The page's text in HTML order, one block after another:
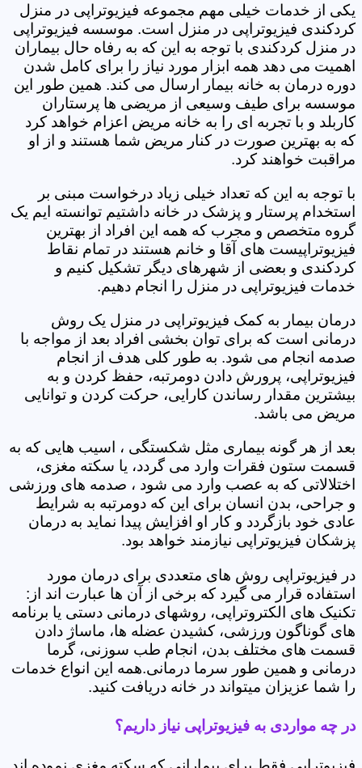
یکی از خدمات خیلی مهم مجموعه فیزیوتراپی در منزل
کردکندی فیزیوتراپی در منزل است. موسسه فیزیوتراپی
در منزل کردکندی با توجه به این که به رفاه حال بیماران
اهمیت می دهد همه ابزار مورد نیاز را برای کامل شدن
دوره درمان به خانه بیمار ارسال می کند. همین طور این
موسسه برای طیف وسیعی از مریضی ها پرستاران
کاربلد و با تجربه ای را به خانه مریض اعزام خواهد کرد
که به بهترین صورت در کنار مریض شما هستند و از او
مراقبت خواهند کرد.
با توجه به این که تعداد خیلی زیاد درخواست مبنی بر
استخدام پرستار و پزشک در خانه داشتیم توانسته ایم یک
گروه متخصص و مجرب که همه این افراد از بهترین
فیزیوتراپیست های آقا و خانم هستند در تمام نقاط
کردکندی و بعضی از شهرهای دیگر تشکیل کنیم و
خدمات فیزیوتراپی در منزل را انجام دهیم.
درمان بیمار به کمک فیزیوتراپی در منزل یک روش
درمانی است که برای توان بخشی افراد بعد از مواجه با
صدمه انجام می شود. به طور کلی هدف از انجام
فیزیوتراپی، پرورش دادن دومرتبه، حفظ کردن و به
بیشترین مقدار رساندن کارایی، حرکت کردن و توانایی
مریض می باشد.
بعد از هر گونه بیماری مثل شکستگی ، اسیب هایی که به
قسمت ستون فقرات وارد می گردد، یا سکته مغزی،
اختلالاتی که به عصب وارد می شود ، صدمه های ورزشی
و جراحی، بدن انسان برای این که دومرتبه به شرایط
عادی خود بازگردد و کار او افزایش پیدا نماید به درمان
پزشکان فیزیوتراپی نیازمند خواهد بود.
در فیزیوتراپی روش های متعددی برای درمان مورد
استفاده قرار می گیرد که برخی از آن ها عبارت اند از:
تکنیک های الکتروتراپی، روشهای درمانی دستی یا برنامه
های گوناگون ورزشی، کشیدن عضله ها، ماساژ دادن
قسمت های مختلف بدن، انجام طب سوزنی، گرما
درمانی و همین طور سرما درمانی.همه این انواع خدمات
را شما عزیزان میتواند در خانه دریافت کنید.
در چه مواردی به فیزیوتراپی نیاز داریم؟